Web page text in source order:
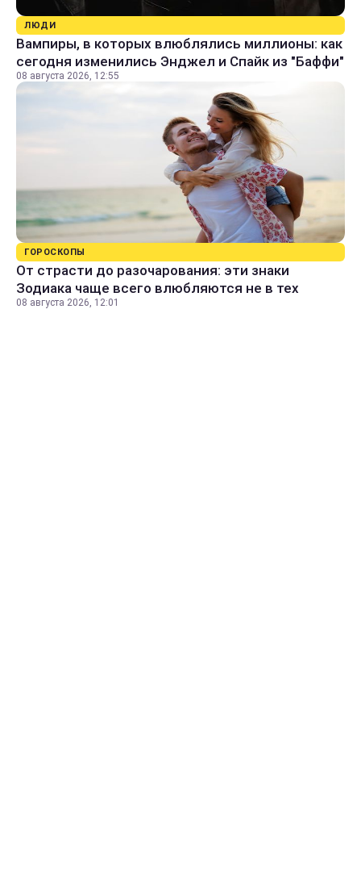
ЛЮДИ
Вампиры, в которых влюблялись миллионы: как
сегодня изменились Энджел и Спайк из "Баффи"
08 августа 2026, 12:55
ГОРОСКОПЫ
От страсти до разочарования: эти знаки
Зодиака чаще всего влюбляются не в тех
08 августа 2026, 12:01